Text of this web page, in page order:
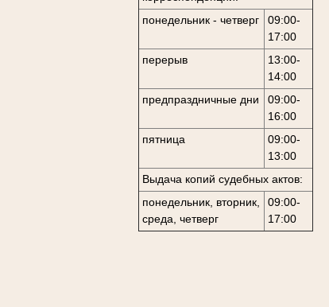
понедельник - четверг
09:00-
17:00
перерыв
13:00-
14:00
предпраздничные дни
09:00-
16:00
пятница
09:00-
13:00
Выдача копий судебных актов:
понедельник, вторник,
среда, четверг
09:00-
17:00